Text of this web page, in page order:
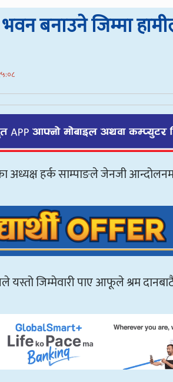
बनाउने जिम्मा
अध्यक्ष हर्क साम्पाङले जेनजी
जिम्मेवारी पाए आफूले श्रम